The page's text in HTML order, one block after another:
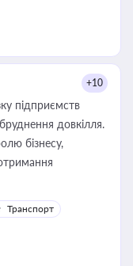
+10
підприємств
довкілля.
бізнесу,
Транспорт